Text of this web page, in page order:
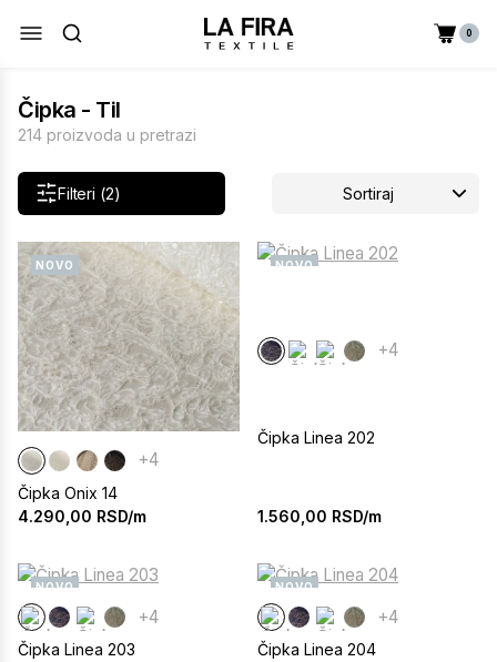
0
Čipka - Til
214 proizvoda u pretrazi
Filteri (2) Sortiraj
NOVO
+4
Čipka Onix 14
4.290,00 RSD/m
NOVO
+4
Čipka Linea 202
1.560,00 RSD/m
NOVO
+4
Čipka Linea 203
NOVO
+4
Čipka Linea 204